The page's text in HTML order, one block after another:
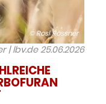
© Rosl Rössner
| lbv.de25.06.2026